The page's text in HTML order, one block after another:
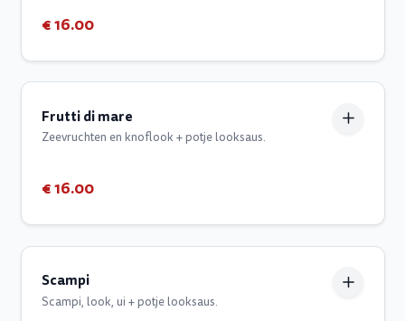
€ 16.00
Frutti di mare
Zeevruchten en knoflook + potje looksaus.
€ 16.00
Scampi
Scampi, look, ui + potje looksaus.